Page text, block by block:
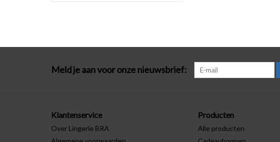
Meld je aan voor onze nieuwsbrief:
Klantenservice
Over Lingerie BRA
Producten
Alle producten